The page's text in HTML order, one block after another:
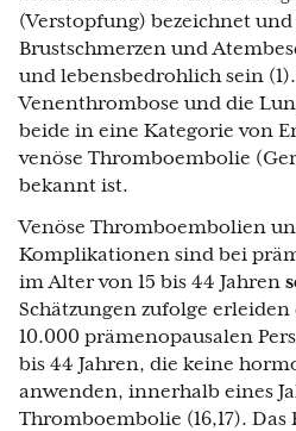
(Verstopfung) bezeichnet
Brustschmerzen und
und lebensbedrohlich sein
Venenthrombose und die
beide in eine Kategorie von
venöse Thromboembolie
bekannt ist.
Venöse Thromboembolien
Komplikationen sind bei
im Alter von 15 bis 44 Jahren
Schätzungen zufolge erleiden
10.000 prämenopausalen
bis 44 Jahren, die keine
anwenden, innerhalb eines
Thromboembolie (16,17).